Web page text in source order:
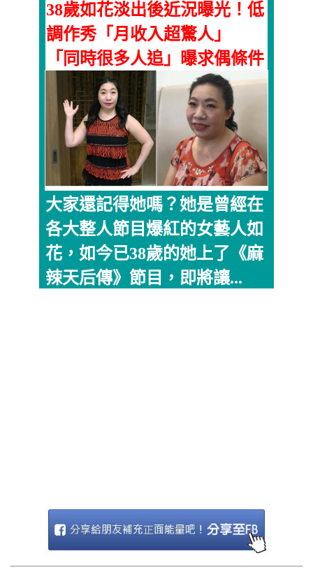
38歲如花淡出後近況曝光！低
調作秀「月收入超驚人」
「同時很多人追」曝求偶條件
大家還記得她嗎？她是曾經在
各大整人節目爆紅的女藝人如
花，如今已38歲的她上了《麻
辣天后傳》節目，即將讓...